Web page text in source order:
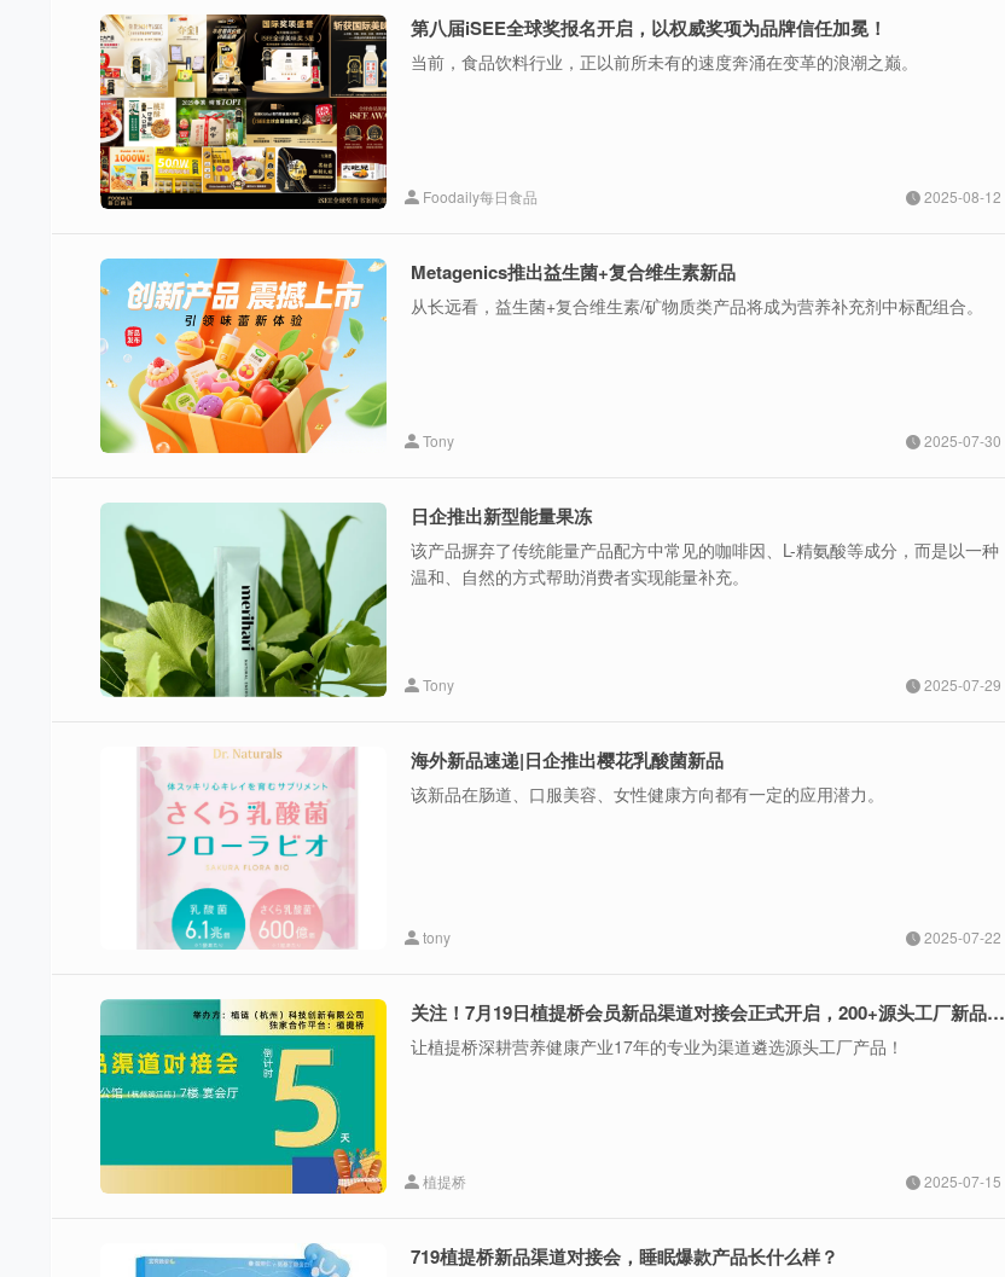
第八届iSEE全球奖报名开启，以权威奖项为品牌信任加冕！
当前，食品饮料行业，正以前所未有的速度奔涌在变革的浪潮之巅。
Foodaily每日食品 2025-08-12
Metagenics推出益生菌+复合维生素新品
从长远看，益生菌+复合维生素/矿物质类产品将成为营养补充剂中标配组合。
Tony 2025-07-30
日企推出新型能量果冻
该产品摒弃了传统能量产品配方中常见的咖啡因、L-精氨酸等成分，而是以一种
温和、自然的方式帮助消费者实现能量补充。
Tony 2025-07-29
海外新品速递|日企推出樱花乳酸菌新品
该新品在肠道、口服美容、女性健康方向都有一定的应用潜力。
tony 2025-07-22
关注！7月19日植提桥会员新品渠道对接会正式开启，200+源头工厂新品亮相
让植提桥深耕营养健康产业17年的专业为渠道遴选源头工厂产品！
植提桥 2025-07-15
719植提桥新品渠道对接会，睡眠爆款产品长什么样？